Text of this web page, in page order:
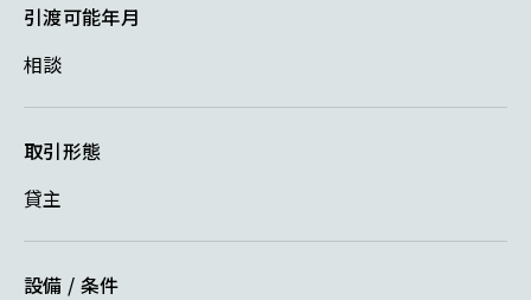
引渡可能年月
相談
取引形態
貸主
設備 / 条件